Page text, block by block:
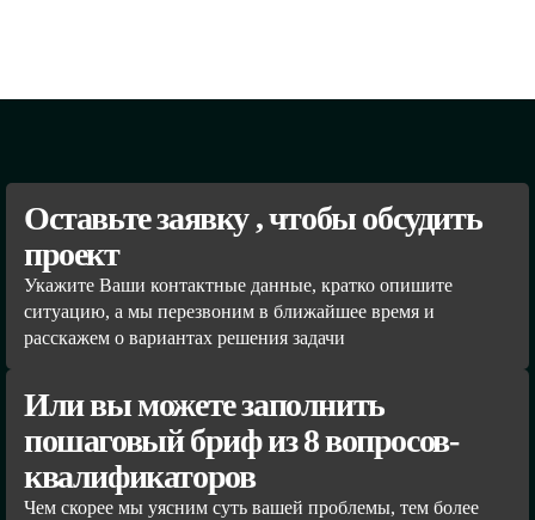
Оставьте заявку , чтобы обсудить
проект
Укажите Ваши контактные данные, кратко опишите
ситуацию, а мы перезвоним в ближайшее время и
расскажем о вариантах решения задачи
Или вы можете заполнить
пошаговый бриф из 8 вопросов-
квалификаторов
Чем скорее мы уясним суть вашей проблемы, тем более